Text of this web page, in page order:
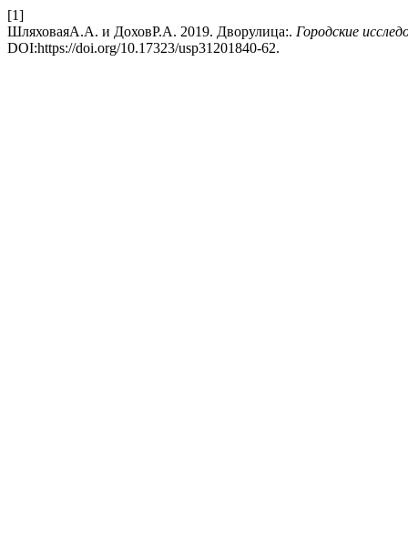
[1]
ШляховаяА.А. и ДоховР.А. 2019. Дворулица:. Городские
DOI:https://doi.org/10.17323/usp31201840-62.